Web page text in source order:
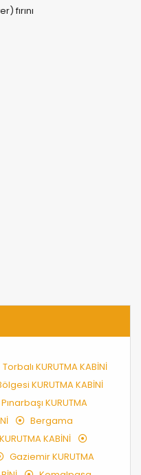
fırını
Torbalı KURUTMA KABİNİ
KURUTMA KABİNİ
Pınarbaşı KURUTMA
Bergama
KABİNİ
Gaziemir KURUTMA